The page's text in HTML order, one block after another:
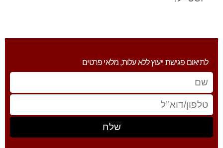
לתיאום פגישת ייעוץ ללא עלות, מלאי פרטים